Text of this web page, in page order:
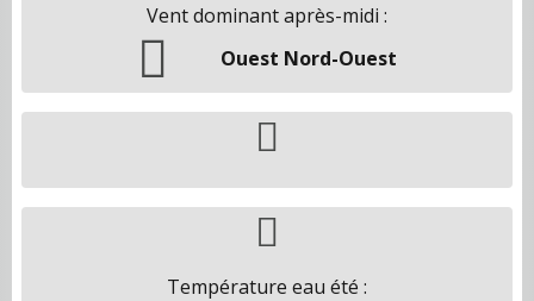
Vent dominant après-midi :
Ouest Nord-Ouest
Température eau été :